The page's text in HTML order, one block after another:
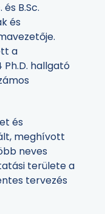
B.Sc.
és
a
hallgató
és
meghívott
neves
területe a
tervezés